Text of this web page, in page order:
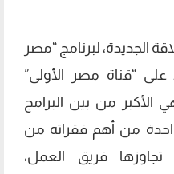
الجديدة، لبرنامج “مصر
على “قناة مصر الأولى”
من بين البرامج
من أهم فقراته من
تجاوزها فريق العمل،